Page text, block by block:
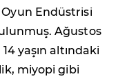
Endüstrisi
Ağustos
yaşın altındaki
miyopi gibi